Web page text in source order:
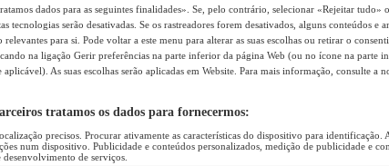
dados para as seguintes finalidades». Se, pelo contrário, selecionar «Rejeitar tudo»
tecnologias serão desativadas. Se os rastreadores forem desativados, alguns conteúdos e
relevantes para si. Pode voltar a este menu para alterar as suas escolhas ou retirar o
na ligação Gerir preferências na parte inferior da página Web (ou no ícone na parte
aplicável). As suas escolhas serão aplicadas em Website. Para mais informação, consulte a
tratamos os dados para fornecermos:
precisos. Procurar ativamente as características do dispositivo para identificação.
num dispositivo. Publicidade e conteúdos personalizados, medição de publicidade e
desenvolvimento de serviços.